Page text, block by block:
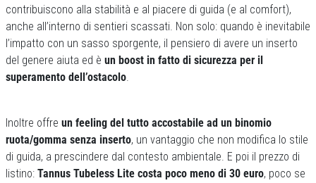
contribuiscono alla stabilità e al piacere di guida (e al comfort),
anche all’interno di sentieri scassati. Non solo: quando è inevitabile
l’impatto con un sasso sporgente, il pensiero di avere un inserto
del genere aiuta ed è un boost in fatto di sicurezza per il
superamento dell’ostacolo
Inoltre offre un feeling del tutto accostabile ad un binomio
ruota/gomma senza inserto, un vantaggio che non modifica lo stile
di guida, a prescindere dal contesto ambientale. E poi il prezzo di
listino: Tannus Tubeless Lite costa poco meno di 30 euro, poco se